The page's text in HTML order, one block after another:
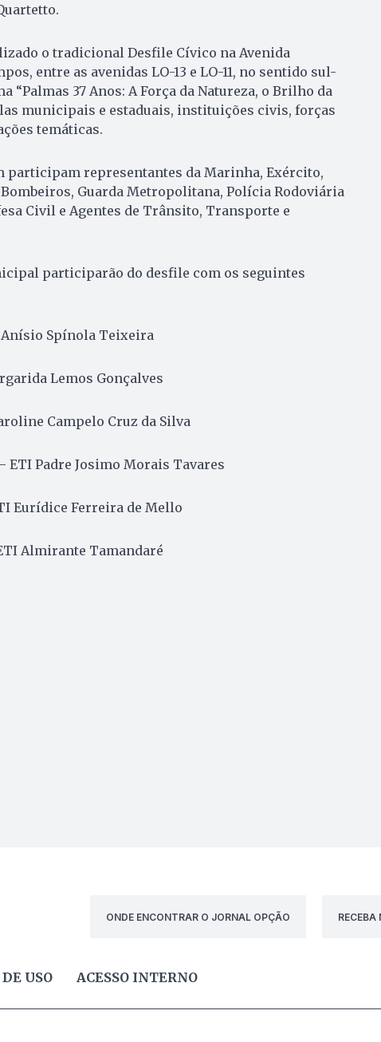
o tradicional Desfile Cívico na Avenida
entre as avenidas LO-13 e LO-11, no sentido sul-
“Palmas 37 Anos: A Força da Natureza, o Brilho da
municipais e estaduais, instituições civis, forças
temáticas.
participam representantes da Marinha, Exército,
Guarda Metropolitana, Polícia Rodoviária
Civil e Agentes de Trânsito, Transporte e
participarão do desfile com os seguintes
Anísio Spínola Teixeira
Lemos Gonçalves
Campelo Cruz da Silva
ETI Padre Josimo Morais Tavares
Eurídice Ferreira de Mello
Almirante Tamandaré
ONDE ENCONTRAR O JORNAL OPÇÃO
RECEBA
USO ACESSO INTERNO